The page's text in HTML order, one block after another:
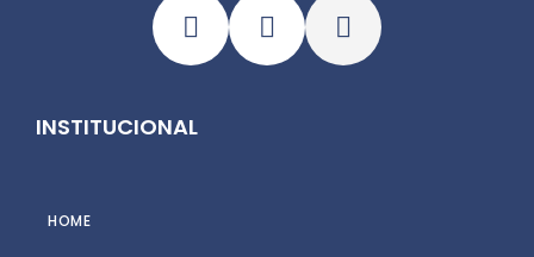
INSTITUCIONAL
HOME